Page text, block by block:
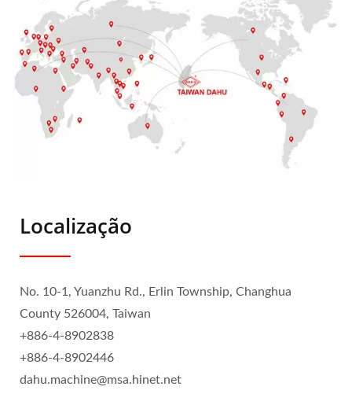
Localização
No. 10-1, Yuanzhu Rd., Erlin Township, Changhua
County 526004, Taiwan
+886-4-8902838
+886-4-8902446
dahu.machine@msa.hinet.net